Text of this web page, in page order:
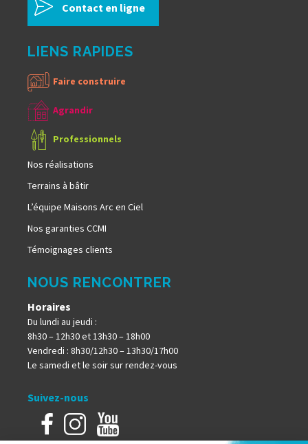
Contact en ligne
LIENS RAPIDES
Faire construire
Agrandir
Professionnels
Nos réalisations
Terrains à bâtir
L’équipe Maisons Arc en Ciel
Nos garanties CCMI
Témoignages clients
NOUS RENCONTRER
Horaires
Du lundi au jeudi :
8h30 – 12h30 et 13h30 – 18h00
Vendredi : 8h30/12h30 – 13h30/17h00
Le samedi et le soir sur rendez-vous
Suivez-nous